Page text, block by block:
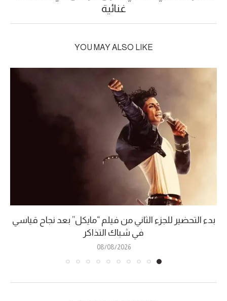
غنائية
YOU MAY ALSO LIKE
بدء التحضير للجزء الثاني من فيلم “مايكل” بعد نجاح قياسي
في شباك التذاكر
08/08/2026